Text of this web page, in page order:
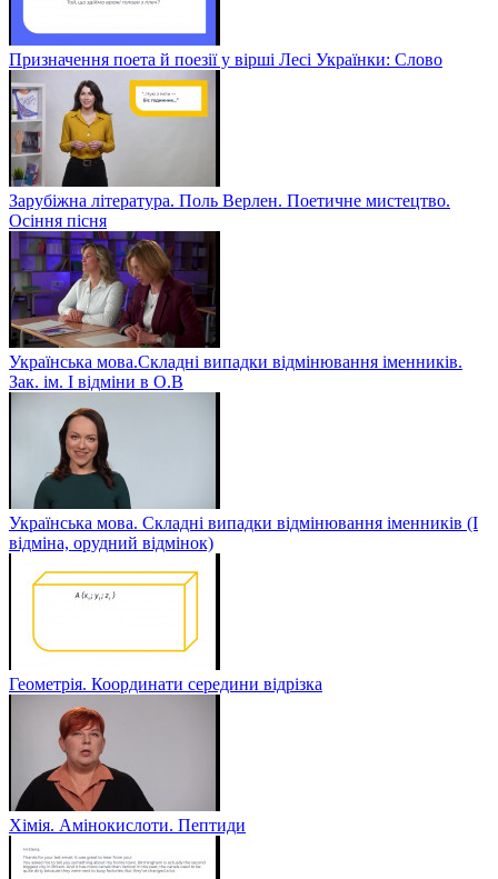
Призначення поета й поезії у вірші Лесі Українки: Слово
Зарубіжна література. Поль Верлен. Поетичне мистецтво.
Осіння пісня
Українська мова.Складні випадки відмінювання іменників.
Зак. ім. І відміни в О.В
Українська мова. Складні випадки відмінювання іменників (І
відміна, орудний відмінок)
Геометрія. Координати середини відрізка
Хімія. Амінокислоти. Пептиди